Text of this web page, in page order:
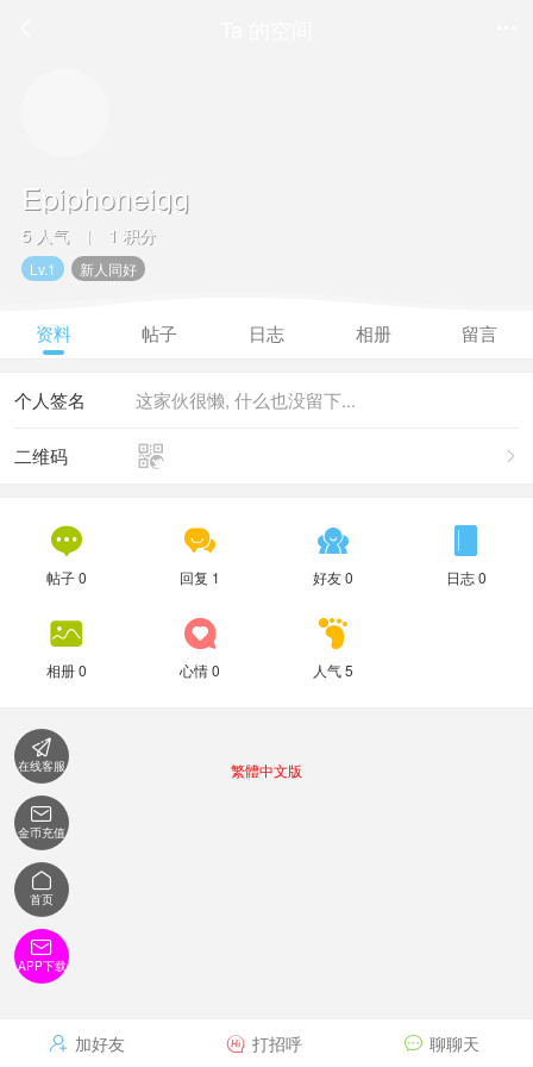
Epiphoneigg
5 人气 | 1 积分
Lv.1 新人同好
资料 帖子 日志 相册 留言
这家伙很懒, 什么也没留下...
个人签名


二维码

帖子 0

回复 1

好友 0

日志 0

相册 0

心情 0

人气 5
 加好友  打招呼  聊聊天
繁體中文版

在线客服

金币充值

首页

APP下载